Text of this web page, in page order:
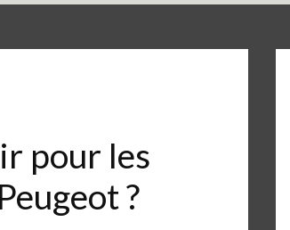
pour les
?